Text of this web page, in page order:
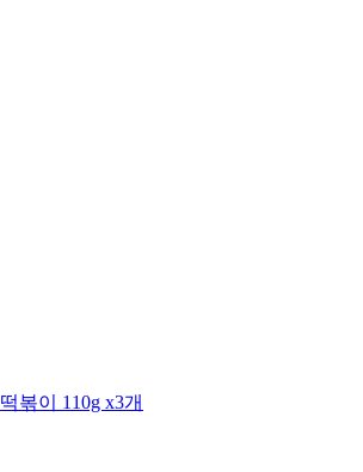
볶이 110g x3개